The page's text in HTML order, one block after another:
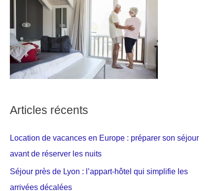
Articles récents
Location de vacances en Europe : préparer son séjour
avant de réserver les nuits
Séjour près de Lyon : l’appart-hôtel qui simplifie les
arrivées décalées